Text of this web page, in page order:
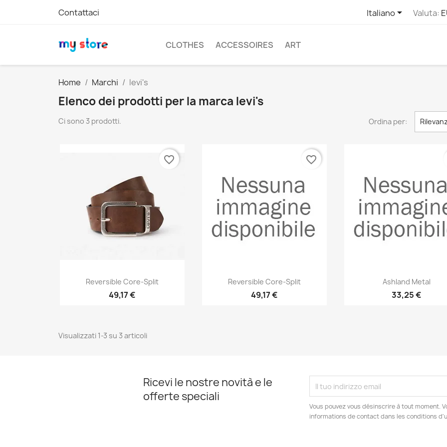
Contattaci Italiano Valuta:
CLOTHES ACCESSOIRES ART
Home Marchi levi's
Elenco dei prodotti per la marca levi's
Ci sono 3 prodotti. Ordina per:
Anteprima
Reversible Core-Split
49,17 €
favorite_border
Anteprima
Reversible Core-Split
49,17 €
favorite_border
Anteprima
Ashland Metal
33,25 €
Visualizzati 1-3 su 3 articoli
Ricevi le nostre novità e le
offerte speciali
Vous pouvez vous désinscrire à tout moment.
informations de contact dans les conditions